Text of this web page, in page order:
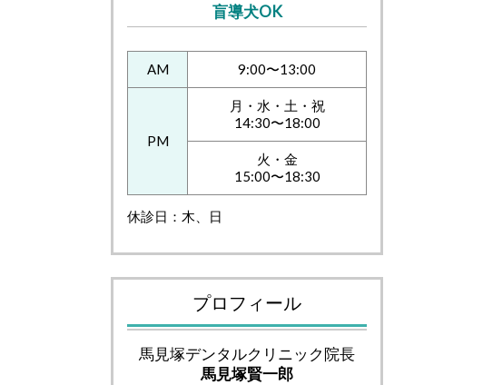
盲導犬OK
AM 9:00〜13:00
PM
月・水・土・祝
14:30〜18:00
火・金
15:00〜18:30
休診日：木、日
プロフィール
馬見塚デンタルクリニック院長
馬見塚賢一郎